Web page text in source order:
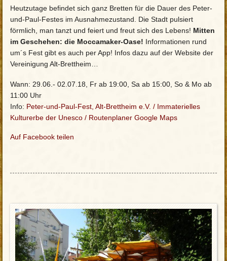
Heutzutage befindet sich ganz Bretten für die Dauer des Peter-
und-Paul-Festes im Ausnahmezustand. Die Stadt pulsiert
förmlich, man tanzt und feiert und freut sich des Lebens! Mitten
im Geschehen: die Moccamaker-Oase! Informationen rund
um´s Fest gibt es auch per App! Infos dazu auf der Website der
Vereinigung Alt-Brettheim…
Wann: 29.06.- 02.07.18, Fr ab 19:00, Sa ab 15:00, So & Mo ab
11:00 Uhr
Info: Peter-und-Paul-Fest, Alt-Brettheim e.V. / Immaterielles
Kulturerbe der Unesco / Routenplaner Google Maps
Auf Facebook teilen